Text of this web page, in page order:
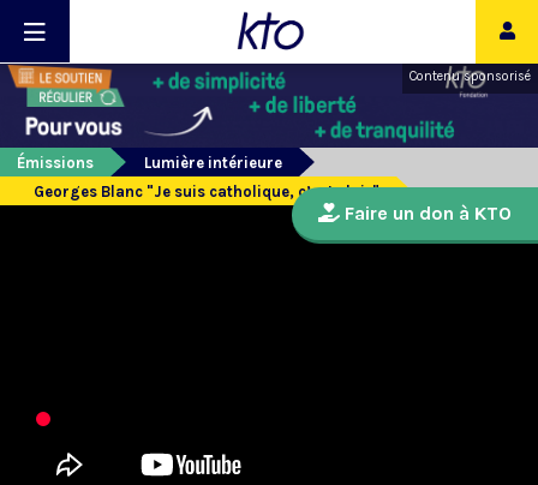
Contenu sponsorisé
Émissions
Lumière intérieure
Georges Blanc "Je suis catholique, c’est clair"
Faire un don à KTO